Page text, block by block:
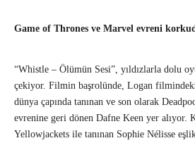
Game of Thrones ve Marvel evreni
“Whistle – Ölümün Sesi”, yıldızlarla dolu
çekiyor. Filmin başrolünde, Logan
dünya çapında tanınan ve son olarak
evrenine geri dönen Dafne Keen yer alıyor.
Yellowjackets ile tanınan Sophie Nélisse